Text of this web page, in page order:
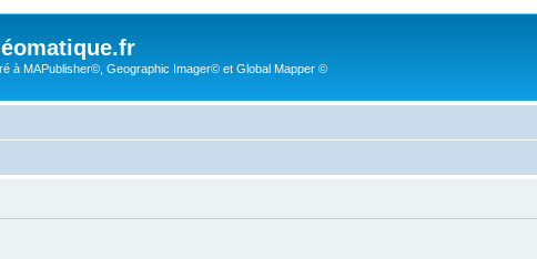
à MAPublisher©, Geographic Imager© et Global Mapper ©